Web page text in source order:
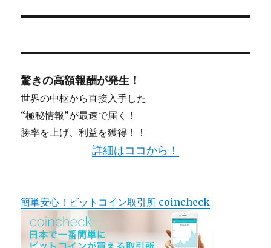
ン
驚きの高額報酬が発生！
世界の中枢から直接入手した
“極秘情報”が最速で届く！
勝率を上げ、利益を獲得！！
詳細はココから！
簡単安心！ビットコイン取引所 coincheck